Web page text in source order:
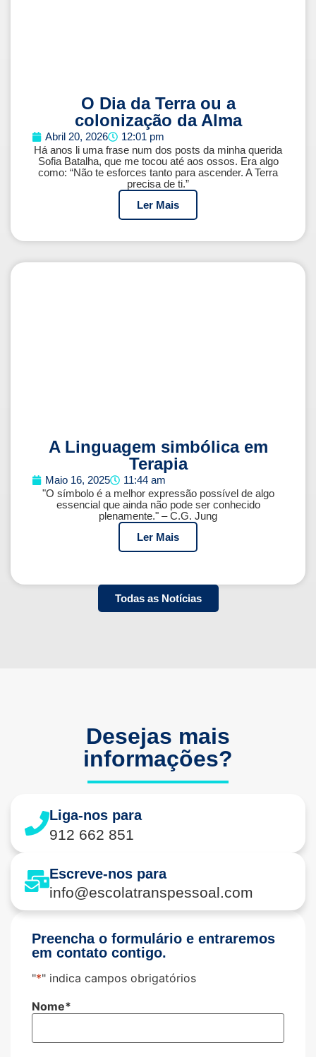
O Dia da Terra ou a
colonização da Alma
Abril 20, 2026
12:01 pm
Há anos li uma frase num dos posts da minha querida
Sofia Batalha, que me tocou até aos ossos. Era algo
como: “Não te esforces tanto para ascender. A Terra
precisa de ti.”
Ler Mais
A Linguagem simbólica em
Terapia
Maio 16, 2025
11:44 am
"O símbolo é a melhor expressão possível de algo
essencial que ainda não pode ser conhecido
plenamente." – C.G. Jung
Ler Mais
Todas as Notícias
Preencha o formulário e entraremos
em contato contigo.
"*" indica campos obrigatórios
Nome*
Desejas mais
informações?
Liga-nos para
912 662 851
Escreve-nos para
info@escolatranspessoal.com